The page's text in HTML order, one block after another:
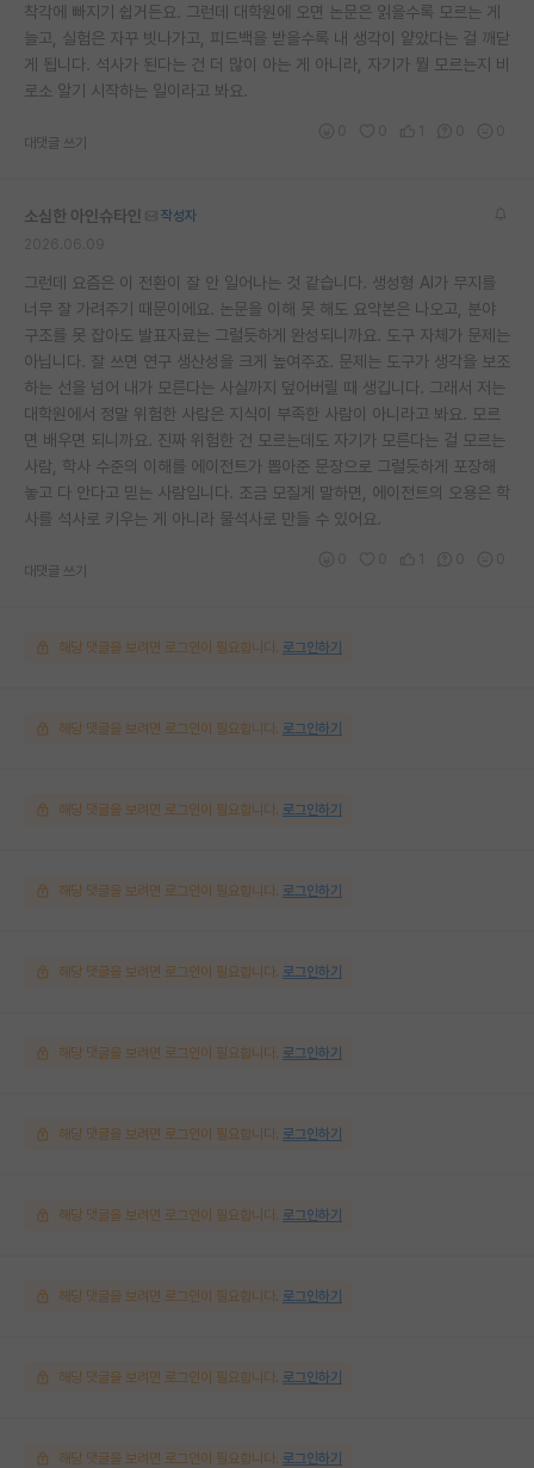
착각에 빠지기 쉽거든요. 그런데 대학원에 오면 논문은 읽을수록 모르는 게
늘고, 실험은 자꾸 빗나가고, 피드백을 받을수록 내 생각이 얕았다는 걸 깨닫
게 됩니다. 석사가 된다는 건 더 많이 아는 게 아니라, 자기가 뭘 모르는지 비
로소 알기 시작하는 일이라고 봐요.
대댓글 쓰기
소심한 아인슈타인
작성자
그런데 요즘은 이 전환이 잘 안 일어나는 것 같습니다. 생성형 AI가 무지를
너무 잘 가려주기 때문이에요. 논문을 이해 못 해도 요약본은 나오고, 분야
구조를 못 잡아도 발표자료는 그럴듯하게 완성되니까요. 도구 자체가 문제는
아닙니다. 잘 쓰면 연구 생산성을 크게 높여주죠. 문제는 도구가 생각을 보조
하는 선을 넘어 내가 모른다는 사실까지 덮어버릴 때 생깁니다. 그래서 저는
대학원에서 정말 위험한 사람은 지식이 부족한 사람이 아니라고 봐요. 모르
면 배우면 되니까요. 진짜 위험한 건 모르는데도 자기가 모른다는 걸 모르는
사람, 학사 수준의 이해를 에이전트가 뽑아준 문장으로 그럴듯하게 포장해
놓고 다 안다고 믿는 사람입니다. 조금 모질게 말하면, 에이전트의 오용은 학
사를 석사로 키우는 게 아니라 물석사로 만들 수 있어요.
대댓글 쓰기
해당 댓글을 보려면 로그인이 필요합니다. 로그인하기
해당 댓글을 보려면 로그인이 필요합니다. 로그인하기
해당 댓글을 보려면 로그인이 필요합니다. 로그인하기
해당 댓글을 보려면 로그인이 필요합니다. 로그인하기
해당 댓글을 보려면 로그인이 필요합니다. 로그인하기
해당 댓글을 보려면 로그인이 필요합니다. 로그인하기
해당 댓글을 보려면 로그인이 필요합니다. 로그인하기
해당 댓글을 보려면 로그인이 필요합니다. 로그인하기
해당 댓글을 보려면 로그인이 필요합니다. 로그인하기
해당 댓글을 보려면 로그인이 필요합니다. 로그인하기
해당 댓글을 보려면 로그인이 필요합니다. 로그인하기